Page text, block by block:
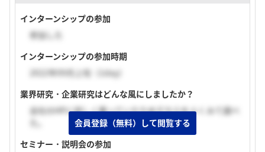
インターンシップの参加
参加した
インターンシップの参加時期
2022年09月上旬（1day）
業界研究・企業研究はどんな風にしましたか？
会社のHPに詳しく載っていたためそちらをよくみて調べ
セミナー・説明会の参加
会員登録（無料）して閲覧する